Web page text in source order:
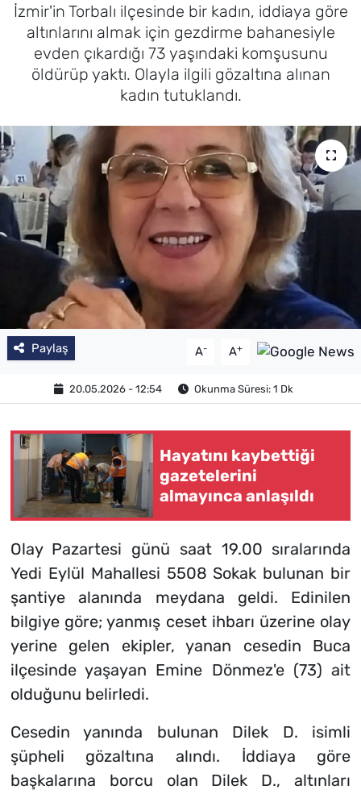
İzmir'in Torbalı ilçesinde bir kadın, iddiaya göre
altınlarını almak için gezdirme bahanesiyle
evden çıkardığı 73 yaşındaki komşusunu
öldürüp yaktı. Olayla ilgili gözaltına alınan
kadın tutuklandı.
Paylaş A- A+
20.05.2026 - 12:54 Okunma Süresi: 1 Dk
Hayatını kaybettiği
gazetelerini
almayınca anlaşıldı
Olay Pazartesi günü saat 19.00 sıralarında
Yedi Eylül Mahallesi 5508 Sokak bulunan bir
şantiye alanında meydana geldi. Edinilen
bilgiye göre; yanmış ceset ihbarı üzerine olay
yerine gelen ekipler, yanan cesedin Buca
ilçesinde yaşayan Emine Dönmez'e (73) ait
olduğunu belirledi.
Cesedin yanında bulunan Dilek D. isimli
şüpheli gözaltına alındı. İddiaya göre
başkalarına borcu olan Dilek D., altınları